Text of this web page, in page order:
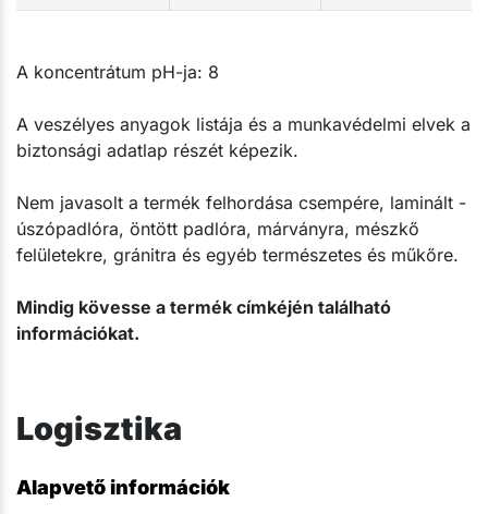
A koncentrátum pH-ja: 8
A veszélyes anyagok listája és a munkavédelmi elvek a
biztonsági adatlap részét képezik.
Nem javasolt a termék felhordása csempére, laminált -
úszópadlóra, öntött padlóra, márványra, mészkő
felületekre, gránitra és egyéb természetes és műkőre.
Mindig kövesse a termék címkéjén található
információkat.
Logisztika
Alapvető információk